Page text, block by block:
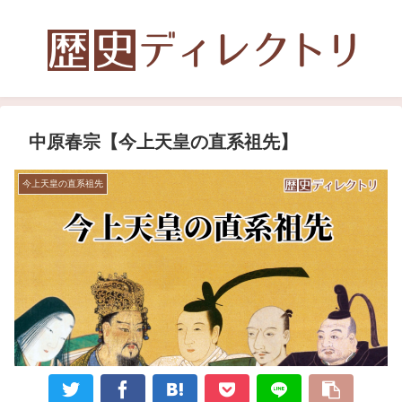
中原春宗【今上天皇の直系祖先】
今上天皇の直系祖先